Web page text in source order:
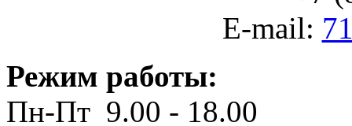
E-mail:
Режим работы:
Пн-Пт 9.00 - 18.00